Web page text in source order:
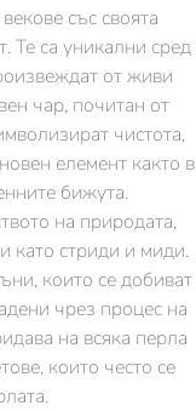
със своята
Те са уникални сред
от живи
чар, почитан от
чистота,
елемент както в
бижута.
на природата,
като стриди и миди.
които се добиват
чрез процес на
на всяка перла
които често се